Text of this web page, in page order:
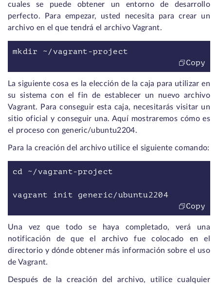
cuales se puede obtener un entorno de desarrollo
perfecto. Para empezar, usted necesita para crear un
archivo en el que tendrá el archivo Vagrant.
mkdir ~/vagrant-project
Copy
La siguiente cosa es la elección de la caja para utilizar en
su sistema con el fin de establecer un nuevo archivo
Vagrant. Para conseguir esta caja, necesitarás visitar un
sitio oficial y conseguir una. Aquí mostraremos cómo es
el proceso con generic/ubuntu2204.
Para la creación del archivo utilice el siguiente comando:
cd ~/vagrant-project
vagrant init generic/ubuntu2204
Copy
Una vez que todo se haya completado, verá una
notificación de que el archivo fue colocado en el
directorio y dónde obtener más información sobre el uso
de Vagrant.
Después de la creación del archivo, utilice cualquier